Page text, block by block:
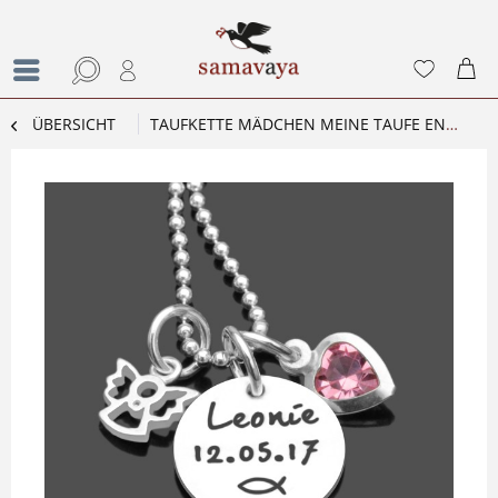
ÜBERSICHT TAUFKETTE MÄDCHEN MEINE TAUFE ENGEL TAUFSCHMUCK